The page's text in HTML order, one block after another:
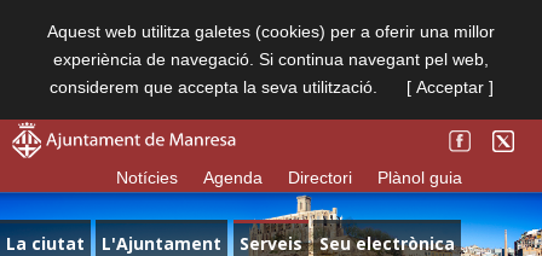
Aquest web utilitza galetes (cookies) per a oferir una millor
experiència de navegació. Si continua navegant pel web,
considerem que accepta la seva utilització.
[ Acceptar ]
Notícies Agenda Directori Plànol guia
La ciutat L'Ajuntament Serveis
Seu electrònica